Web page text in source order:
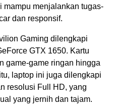
mampu menjalankan tugas-
dan responsif.
Gaming dilengkapi
GTX 1650. Kartu
game-game ringan hingga
laptop ini juga dilengkapi
resolusi Full HD, yang
yang jernih dan tajam.